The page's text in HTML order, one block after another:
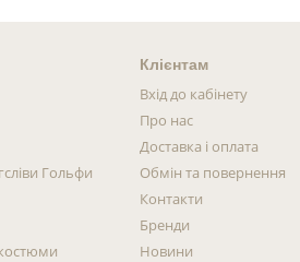
Гольфи
Клієнтам
Вхід до кабінету
Про нас
Доставка і оплата
Обмін та повернення
Контакти
Бренди
Новини